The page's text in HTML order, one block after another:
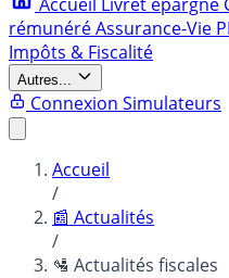
rémunéréAssurance-Vie
Impôts & Fiscalité
Autres...
Connexion Simulateurs
Accueil
/
📰 Actualités
/
🛂 Actualités fiscales